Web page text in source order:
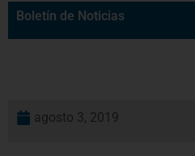
Boletín de Noticias
agosto 3, 2019